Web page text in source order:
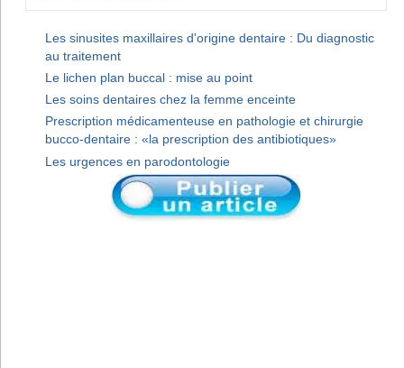
Les sinusites maxillaires d'origine dentaire : Du diagnostic
au traitement
Le lichen plan buccal : mise au point
Les soins dentaires chez la femme enceinte
Prescription médicamenteuse en pathologie et chirurgie
bucco-dentaire : «la prescription des antibiotiques»
Les urgences en parodontologie